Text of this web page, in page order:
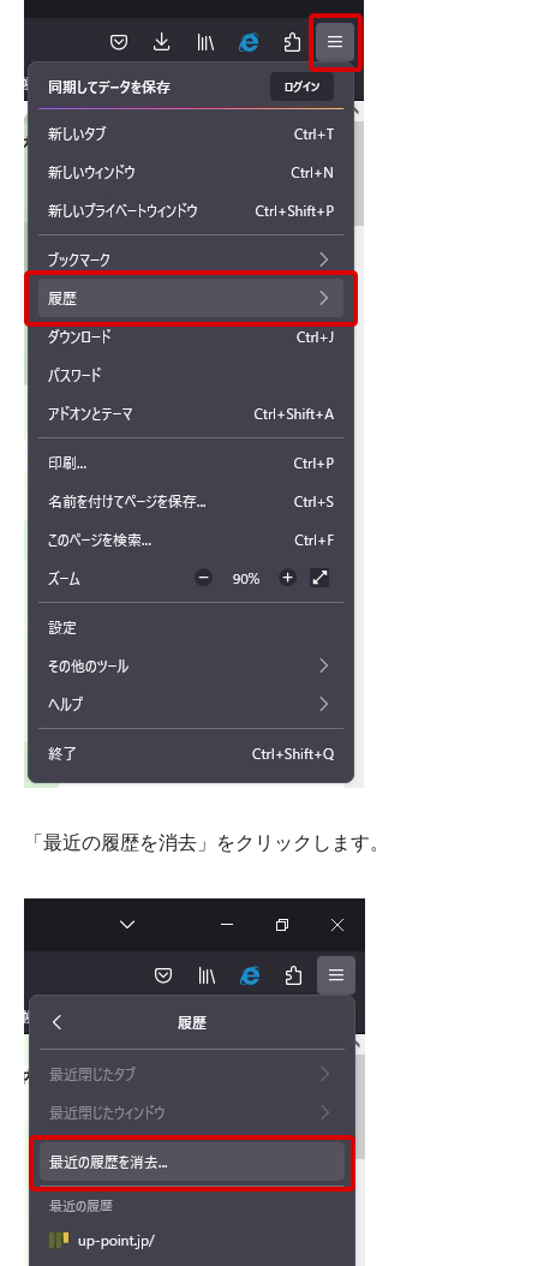
「最近の履歴を消去」をクリックします。